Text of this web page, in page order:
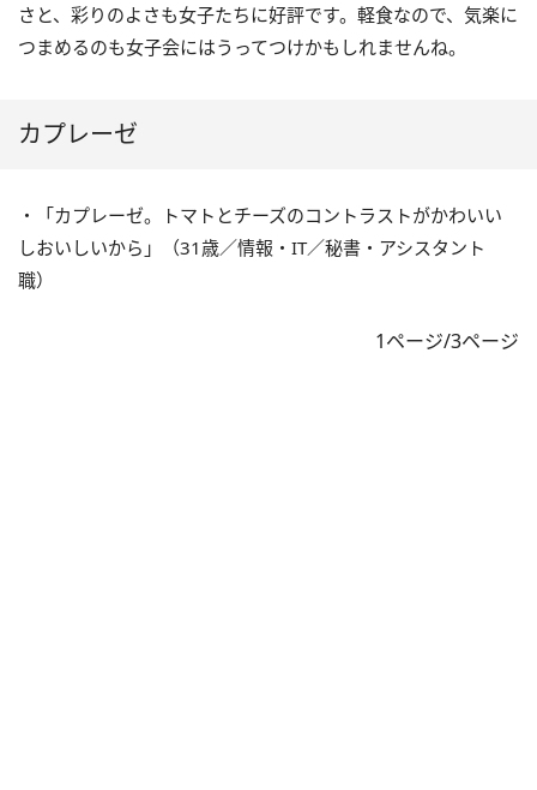
さと、彩りのよさも女子たちに好評です。軽食なので、気楽に
つまめるのも女子会にはうってつけかもしれませんね。
カプレーゼ
・「カプレーゼ。トマトとチーズのコントラストがかわいい
しおいしいから」（31歳／情報・IT／秘書・アシスタント
職）
1ページ/3ページ